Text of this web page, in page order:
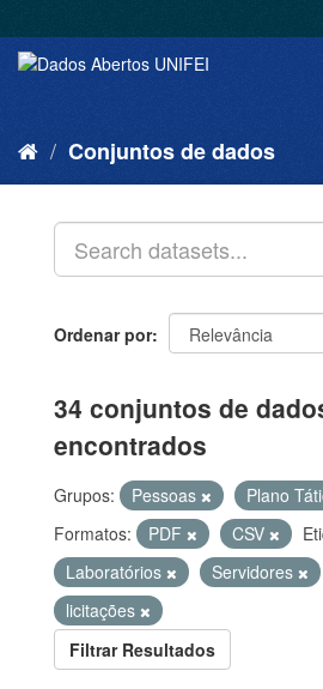
Conjuntos de dados
Ordenar por
34 conjuntos de
encontrados
Grupos: Pessoas
Plano
Formatos:
PDF CSV
Laboratórios
Servidores
licitações
Filtrar Resultados